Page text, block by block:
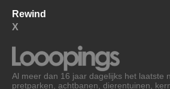
Rewind
X
Al meer dan 16 jaar dagelijks het laatste
pretparken, achtbanen, dierentuinen,